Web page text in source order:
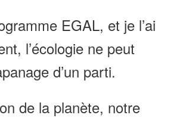
EGAL, et je l’ai
l’écologie ne peut
d’un parti.
de la planète, notre